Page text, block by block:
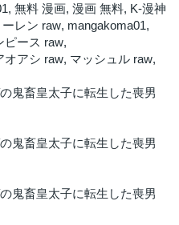
, 無料 漫画, 漫画 無料, K-漫神
レン raw, mangakoma01,
ピース raw,
オアシ raw, マッシュル raw,
鬼畜皇太子に転生した喪男
鬼畜皇太子に転生した喪男
鬼畜皇太子に転生した喪男